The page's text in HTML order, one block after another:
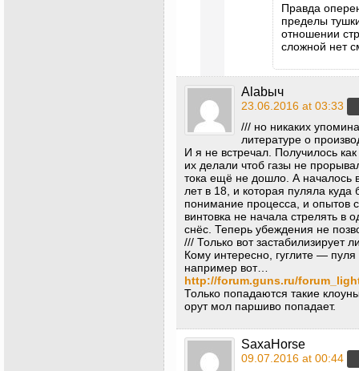
Правда
пределы
отношении
сложной нет
Alabыч
23.06.2016 at 03:33
/// но никаких
литературе о
И я не встречал. Получилось
их делали чтоб газы не
тока ещё не дошло. А началось
лет в 18, и которая пуляла
понимание процесса, и опытов
винтовка не начала стрелять в
снёс. Теперь убеждения не
/// Только вот застабилизирует
Кому интересно, гуглите — пуля
например вот…
http://forum.guns.ru/
Только попадаются такие
орут мол паршиво попадает.
SaxaHorse
09.07.2016 at 00:44